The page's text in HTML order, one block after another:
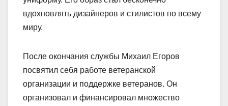
вдохновлять дизайнеров и стилистов по всему
миру.
После окончания службы Михаил Егоров
посвятил себя работе ветеранской
организации и поддержке ветеранов. Он
организовал и финансировал множество